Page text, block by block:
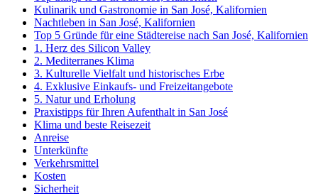
Kulinarik und Gastronomie in San José, Kalifornien
Nachtleben in San José, Kalifornien
Top 5 Gründe für eine Städtereise nach San José, Kalifornien
1. Herz des Silicon Valley
2. Mediterranes Klima
3. Kulturelle Vielfalt und historisches Erbe
4. Exklusive Einkaufs- und Freizeitangebote
5. Natur und Erholung
Praxistipps für Ihren Aufenthalt in San José
Klima und beste Reisezeit
Anreise
Unterkünfte
Verkehrsmittel
Kosten
Sicherheit